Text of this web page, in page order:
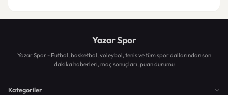
Yazar Spor
Yazar Spor - Futbol, basketbol, voleybol, tenis ve tüm spor dallarından son
dakika haberleri, maç sonuçları, puan durumu
Kategoriler